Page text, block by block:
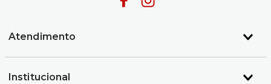
Atendimento
Institucional